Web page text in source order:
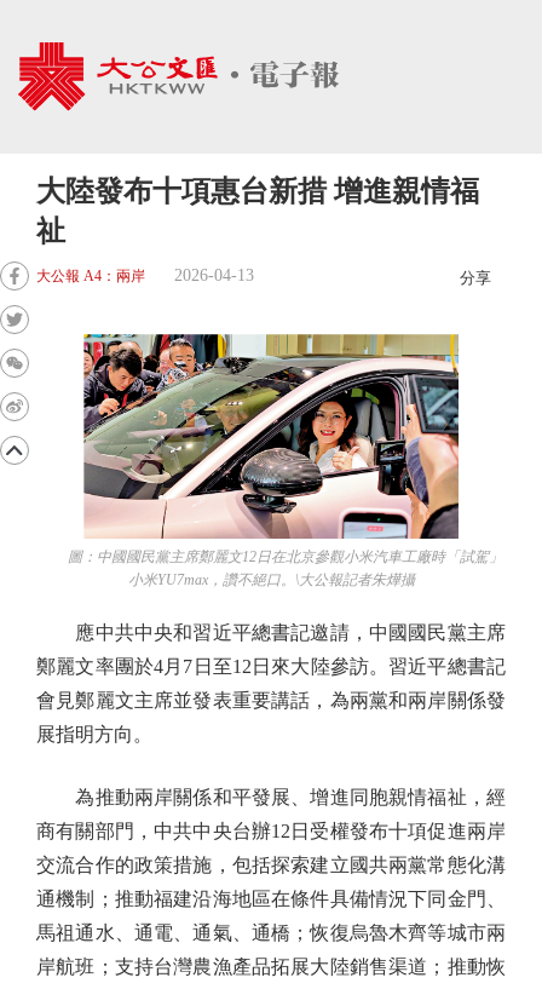
大陸發布十項惠台新措 增進親情福
祉
大公報 A4：兩岸 2026-04-13 分享
圖：中國國民黨主席鄭麗文12日在北京參觀小米汽車工廠時「試駕」
小米YU7max，讚不絕口。\大公報記者朱燁攝
應中共中央和習近平總書記邀請，中國國民黨主席
鄭麗文率團於4月7日至12日來大陸參訪。習近平總書記
會見鄭麗文主席並發表重要講話，為兩黨和兩岸關係發
展指明方向。
為推動兩岸關係和平發展、增進同胞親情福祉，經
商有關部門，中共中央台辦12日受權發布十項促進兩岸
交流合作的政策措施，包括探索建立國共兩黨常態化溝
通機制；推動福建沿海地區在條件具備情況下同金門、
馬祖通水、通電、通氣、通橋；恢復烏魯木齊等城市兩
岸航班；支持台灣農漁產品拓展大陸銷售渠道；推動恢